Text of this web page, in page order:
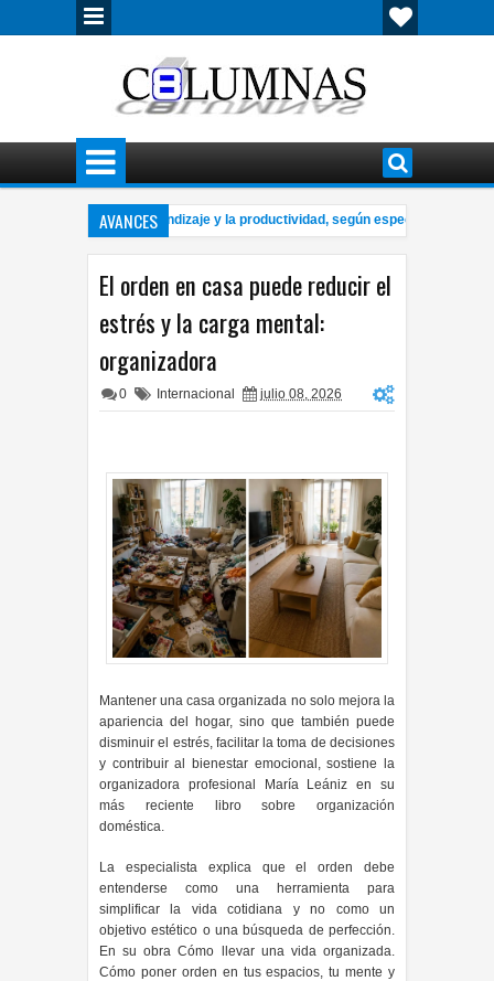
AVANCES
puede mejorar el aprendizaje y la productividad, según especialistas
El orden en casa puede reducir el
estrés y la carga mental:
organizadora
0 Internacional julio 08, 2026
Mantener una casa organizada no solo mejora la
apariencia del hogar, sino que también puede
disminuir el estrés, facilitar la toma de decisiones
y contribuir al bienestar emocional, sostiene la
organizadora profesional María Leániz en su
más reciente libro sobre organización
doméstica.
La especialista explica que el orden debe
entenderse como una herramienta para
simplificar la vida cotidiana y no como un
objetivo estético o una búsqueda de perfección.
En su obra Cómo llevar una vida organizada.
Cómo poner orden en tus espacios, tu mente y